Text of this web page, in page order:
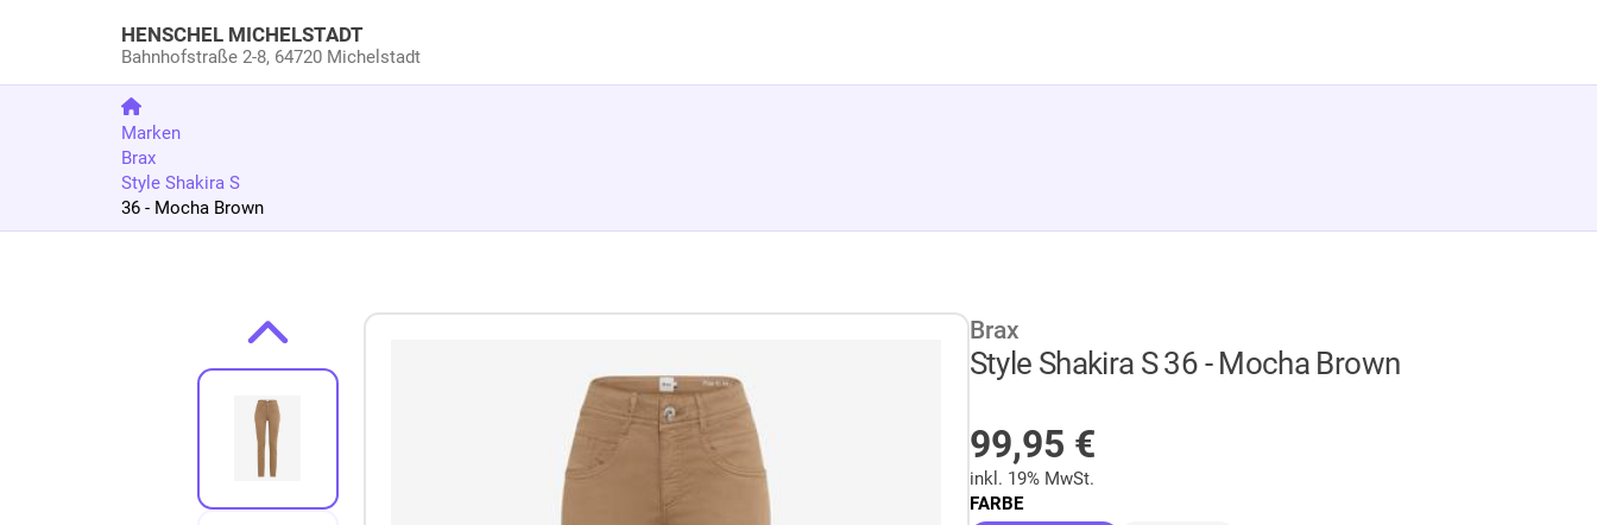
HENSCHEL MICHELSTADT
Bahnhofstraße 2-8, 64720 Michelstadt
Marken
Brax
Style Shakira S
36 - Mocha Brown
Zur Produktbeschreibung springen Brax
Style Shakira S 36 - Mocha Brown
99,95 €
inkl. 19% MwSt.
FARBE